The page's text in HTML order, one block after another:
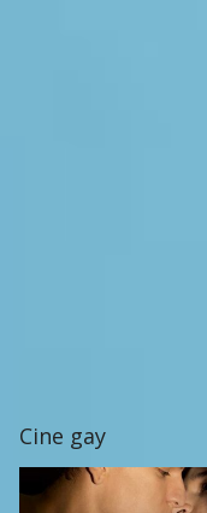
Cine gay